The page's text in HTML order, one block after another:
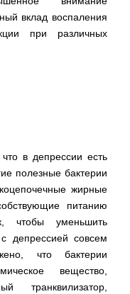
вклад воспаления
при различных
в депрессии есть
полезные бактерии
жирные
питанию
чтобы уменьшить
депрессией совсем
что бактерии
вещество,
транквилизатор,